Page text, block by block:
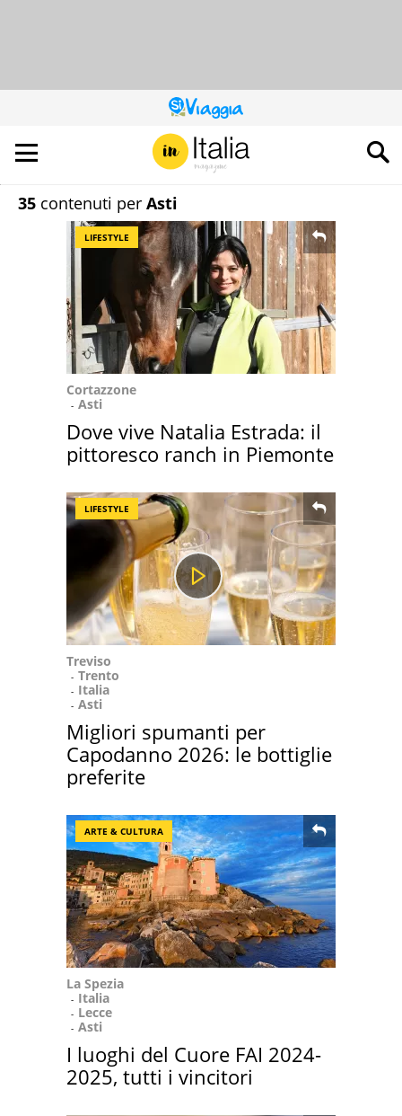
QUESTO
SITO
CONTRIBUISCE
ALL’AUDIENCE
DI
35 contenuti per Asti
LIFESTYLE
Cortazzone
Asti
Dove vive Natalia Estrada: il
pittoresco ranch in Piemonte
LIFESTYLE
Treviso
Trento
Italia
Asti
Migliori spumanti per
Capodanno 2026: le bottiglie
preferite
ARTE & CULTURA
La Spezia
Italia
Lecce
Asti
I luoghi del Cuore FAI 2024-
2025, tutti i vincitori